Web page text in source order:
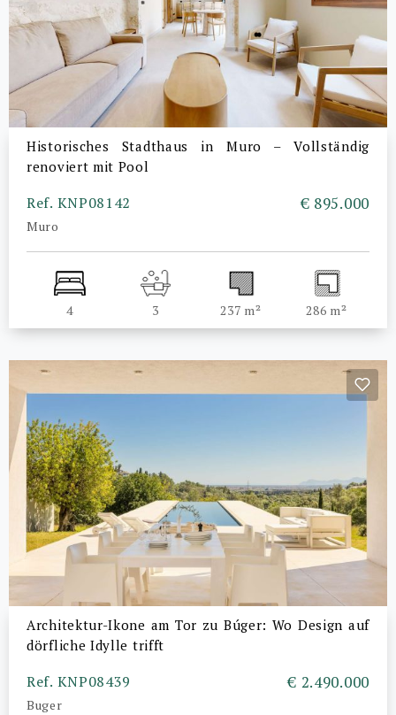
Historisches Stadthaus in Muro – Vollständig
renoviert mit Pool
Ref. KNP08142
Muro
€ 895.000
4 3 237 m² 286 m²
Architektur-Ikone am Tor zu Búger: Wo Design auf
dörfliche Idylle trifft
Ref. KNP08439
Buger
€ 2.490.000